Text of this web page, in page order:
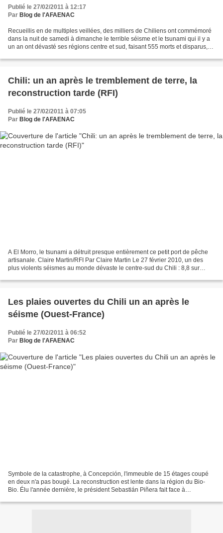
Publié le 27/02/2011 à 12:17
Par Blog de l'AFAENAC
Recueillis en de multiples veillées, des milliers de Chiliens ont commémoré
dans la nuit de samedi à dimanche le terrible séisme et le tsunami qui il y a
un an ont dévasté ses régions centre et sud, faisant 555 morts et disparus,
Chili: un an après le tremblement de terre, la
reconstruction tarde (RFI)
Publié le 27/02/2011 à 07:05
Par Blog de l'AFAENAC
A El Morro, le tsunami a détruit presque entièrement ce petit port de pêche
artisanale. Claire Martin/RFI Par Claire Martin Le 27 février 2010, un des
plus violents séismes au monde dévaste le centre-sud du Chili : 8,8 sur
Les plaies ouvertes du Chili un an après le
séisme (Ouest-France)
Publié le 27/02/2011 à 06:52
Par Blog de l'AFAENAC
Symbole de la catastrophe, à Concepción, l'immeuble de 15 étages coupé
en deux n'a pas bougé. La reconstruction est lente dans la région du Bio-
Bio. Élu l'année dernière, le président Sebastián Piñera fait face à